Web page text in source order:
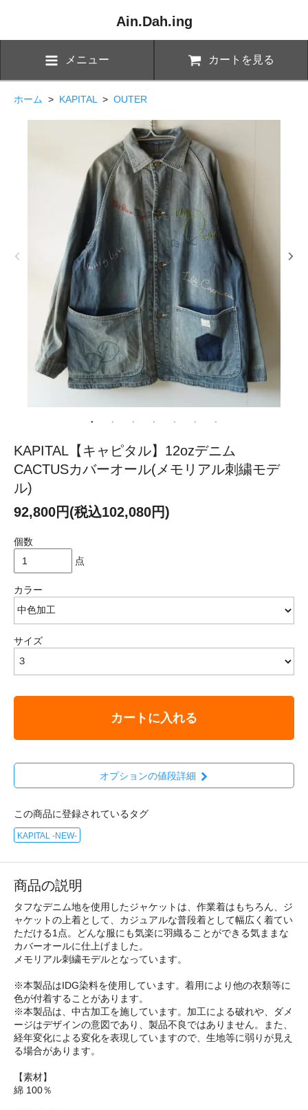
Ain.Dah.ing
メニュー カートを見る
ホーム > KAPITAL > OUTER
KAPITAL【キャピタル】12ozデニム
CACTUSカバーオール(メモリアル刺繍モデ
ル)
92,800円(税込102,080円)
個数
点
カラー
サイズ
カートに入れる
オプションの値段詳細
この商品に登録されているタグ
KAPITAL -NEW-
商品の説明
タフなデニム地を使用したジャケットは、作業着はもちろん、ジ
ャケットの上着として、カジュアルな普段着として幅広く着てい
ただける1点。どんな服にも気楽に羽織ることができる気ままな
カバーオールに仕上げました。
メモリアル刺繍モデルとなっています。
※本製品はIDG染料を使用しています。着用により他の衣類等に
色が付着することがあります。
※本製品は、中古加工を施しています。加工による破れや、ダメ
ージはデザインの意図であり、製品不良ではありません。また、
経年変化による変化を表現していますので、生地等に弱りが見え
る場合があります。
【素材】
綿 100％